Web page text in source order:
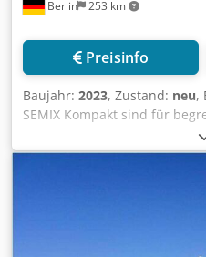
Berlin 253 km
Preisinfo
Baujahr: 2023, Zustand: neu,
SEMIX Kompakt sind für
den einfachen Transport in
SEMIX Kompakt 60 passt in
Tagen komplett montiert
SEMIX Kompakt 60 ist mit
Fassungsvermögen von
als Einwellen- oder
können. Entsprechend des